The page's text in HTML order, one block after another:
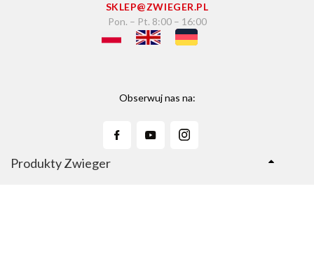
SKLEP@ZWIEGER.PL
Pon. – Pt. 8:00 – 16:00
Obserwuj nas na:
Produkty Zwieger